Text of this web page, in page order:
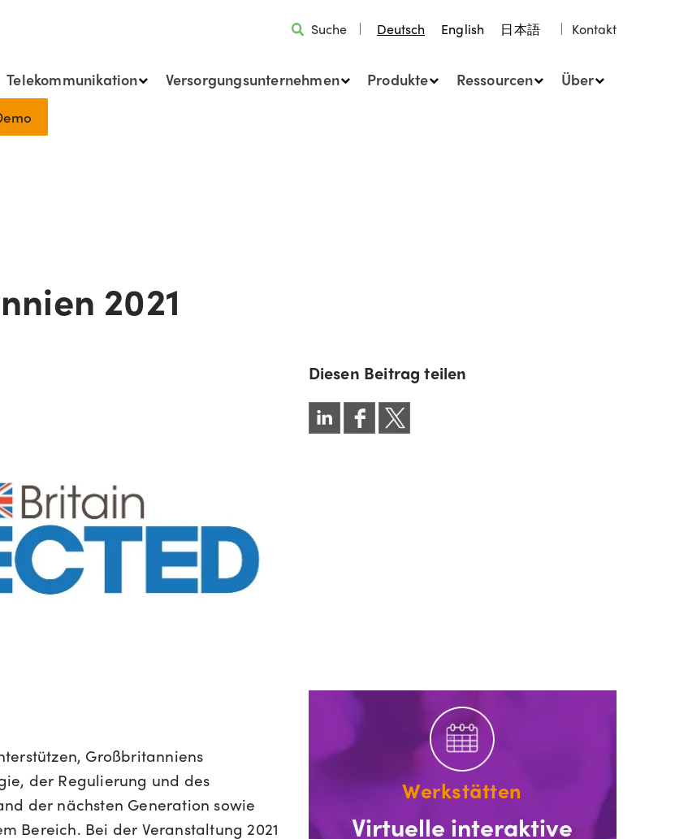
Suche Deutsch English 日本語 Kontakt
Telekommunikation Versorgungsunternehmen Produkte Ressourcen Über
2021
Großbritanniens
der Regulierung und des
der nächsten Generation sowie
Bereich. Bei der Veranstaltung 2021
Diesen Beitrag teilen
Werkstätten
Virtuelle interaktive